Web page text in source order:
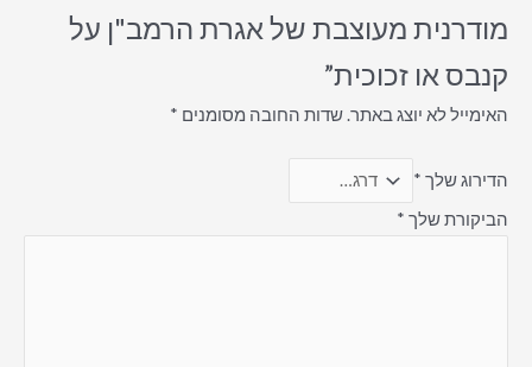
מודרנית מעוצבת של אגרת הרמב"ן על
קנבס או זכוכית”
האימייל לא יוצג באתר.שדות החובה מסומנים *
הדירוג שלך *
הביקורת שלך *